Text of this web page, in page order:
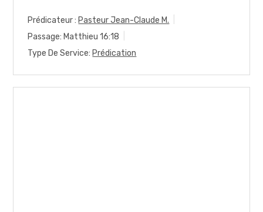
Prédicateur : Pasteur Jean-Claude M.
Passage: Matthieu 16:18
Type De Service: Prédication